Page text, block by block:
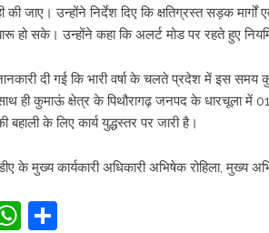
की जाए। उन्होंने निर्देश दिए कि क्षतिग्रस्त सड़क मार्गों
हो सके। उन्होंने कहा कि अलर्ट मोड पर रहते हुए
जानकारी दी गई कि भारी वर्षा के चलते प्रदेश में
ही कुमाऊं क्षेत्र के पिथौरागढ़ जनपद के धारचूला में
बहाली के लिए कार्य युद्धस्तर पर जारी है।
मुख्य कार्यकारी अधिकारी अभिषेक रोहिला, मुख्य
WhatsApp